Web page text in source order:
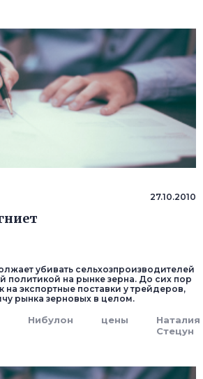
27.10.2010
убивать сельхозпроизводителей
политикой на рынке зерна. До сих пор
на экспортные поставки у трейдеров,
рынка зерновых в целом.
Нибулон цены
Наталия
Стецун